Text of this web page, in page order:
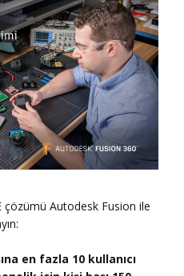
çözümü Autodesk Fusion ile
en fazla 10 kullanıcı